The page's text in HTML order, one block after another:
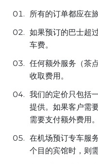
所有的订单都应在
如果预订的巴士超
车费。
任何额外服务（茶
收取费用。
我们的定价只包括
提供。如果客户需
需要支付额外费用。
在机场预订专车服
个目的宾馆时，则